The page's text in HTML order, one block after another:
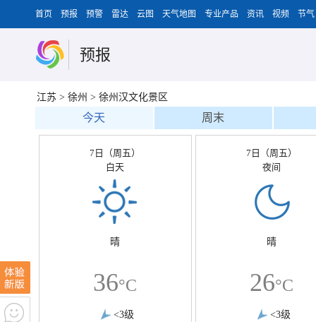
首页 预报 预警 雷达 云图 天气地图 专业产品 资讯 视频 节气
预报
江苏 > 徐州 > 徐州汉文化景区
今天 周末
7日（周五）
白天
晴
36°C
<3级
7日（周五）
夜间
晴
26°C
<3级